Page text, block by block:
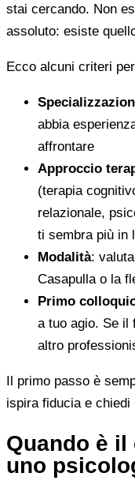
stai cercando. Non
assoluto: esiste
Ecco alcuni criteri
abbia
affrontare
Approccio
(terapia
relazionale,
ti sembra più in
Modalità:
Casapulla o la
Primo
a tuo agio. Se il
altro
Il primo passo è
ispira fiducia e
Quando è
uno